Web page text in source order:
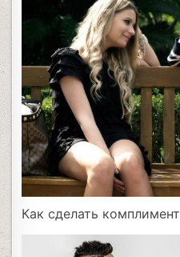
Как сделать комплимент